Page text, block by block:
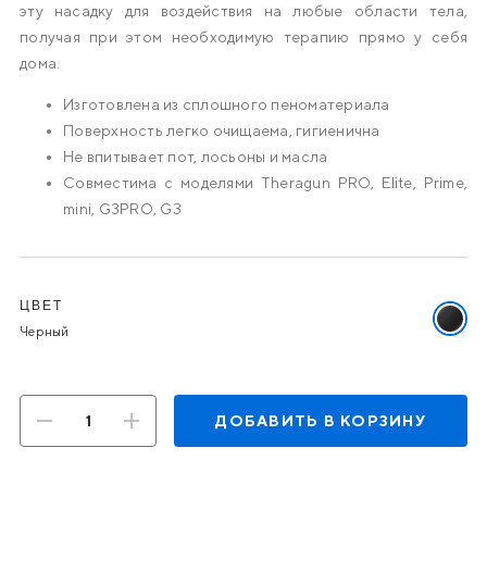
эту насадку для воздействия на любые области тела,
получая при этом необходимую терапию прямо у себя
дома.
Изготовлена из сплошного пеноматериала
Поверхность легко очищаема, гигиенична
Не впитывает пот, лосьоны и масла
Совместима с моделями Theragun PRO, Elite, Prime,
mini, G3PRO, G3
Варианты
ЦВЕТ
Черный
цвет:
ДОБАВИТЬ В КОРЗИНУ